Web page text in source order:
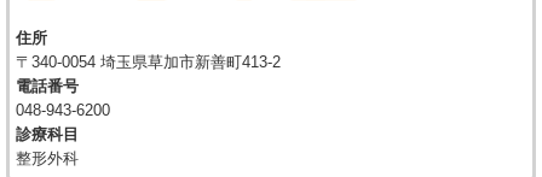
住所
〒340-0054 埼玉県草加市新善町413-2
電話番号
048-943-6200
診療科目
整形外科